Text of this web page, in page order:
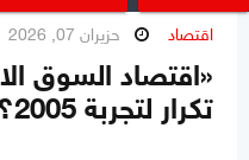
اقتصاد حزيران 07, 2026
«اقتصاد السوق
تكرار لتجربة 2005؟